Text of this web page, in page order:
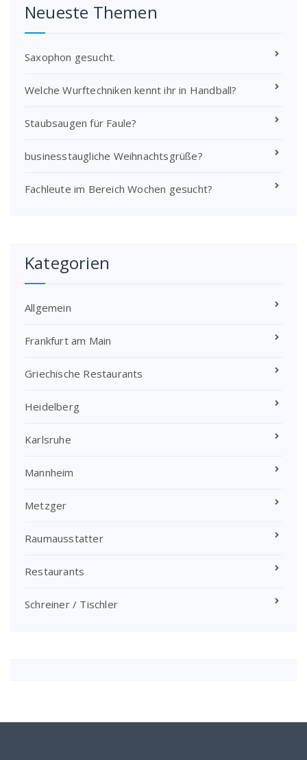
Neueste Themen
Saxophon gesucht.
Welche Wurftechniken kennt ihr in Handball?
Staubsaugen für Faule?
businesstaugliche Weihnachtsgrüße?
Fachleute im Bereich Wochen gesucht?
Kategorien
Allgemein
Frankfurt am Main
Griechische Restaurants
Heidelberg
Karlsruhe
Mannheim
Metzger
Raumausstatter
Restaurants
Schreiner / Tischler